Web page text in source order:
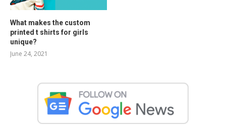
What makes the custom
printed t shirts for girls
unique?
June 24, 2021